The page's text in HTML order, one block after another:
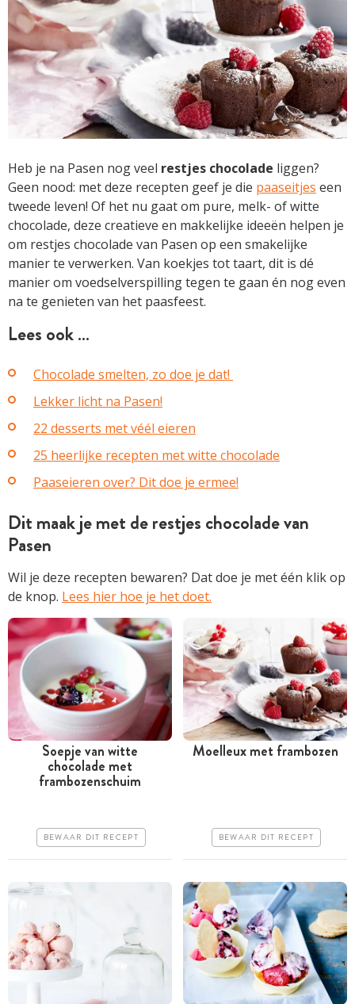
Heb je na Pasen nog veel restjes chocolade liggen?
Geen nood: met deze recepten geef je die paaseitjes een
tweede leven! Of het nu gaat om pure, melk- of witte
chocolade, deze creatieve en makkelijke ideeën helpen je
om restjes chocolade van Pasen op een smakelijke
manier te verwerken. Van koekjes tot taart, dit is dé
manier om voedselverspilling tegen te gaan én nog even
na te genieten van het paasfeest.
Lees ook …
Chocolade smelten, zo doe je dat!
Lekker licht na Pasen!
22 desserts met véél eieren
25 heerlijke recepten met witte chocolade
Paaseieren over? Dit doe je ermee!
Dit maak je met de restjes chocolade van
Pasen
Wil je deze recepten bewaren? Dat doe je met één klik op
de knop. Lees hier hoe je het doet.
Tussen 30 minuten en 1
Soepje van witte
chocolade met
frambozenschuim
BEWAAR DIT RECEPT Makkelijk
Moelleux met frambozen
BEWAAR DIT RECEPT